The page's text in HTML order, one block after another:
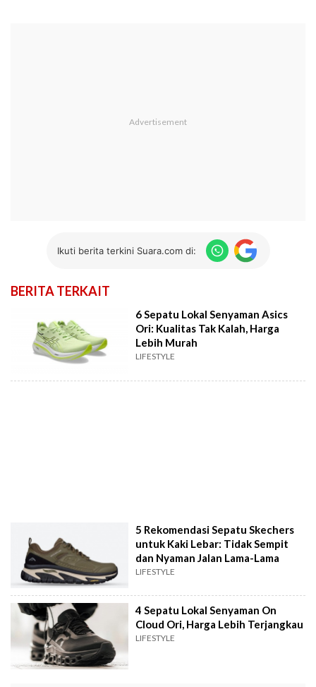
Ikuti berita terkini Suara.com di:
BERITA TERKAIT
6 Sepatu Lokal Senyaman Asics
Ori: Kualitas Tak Kalah, Harga
Lebih Murah
LIFESTYLE
5 Rekomendasi Sepatu Skechers
untuk Kaki Lebar: Tidak Sempit
dan Nyaman Jalan Lama-Lama
LIFESTYLE
4 Sepatu Lokal Senyaman On
Cloud Ori, Harga Lebih Terjangkau
LIFESTYLE